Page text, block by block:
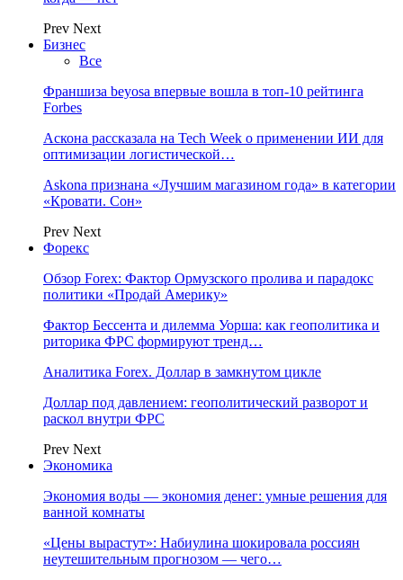
Prev Next
Бизнес
Все
Франшиза beyosa впервые вошла в топ-10 рейтинга
Forbes
Аскона рассказала на Tech Week о применении ИИ для
оптимизации логистической…
Askona признана «Лучшим магазином года» в категории
«Кровати. Сон»
Prev Next
Форекс
Обзор Forex: Фактор Ормузского пролива и парадокс
политики «Продай Америку»
Фактор Бессента и дилемма Уорша: как геополитика и
риторика ФРС формируют тренд…
Аналитика Forex. Доллар в замкнутом цикле
Доллар под давлением: геополитический разворот и
раскол внутри ФРС
Prev Next
Экономика
Экономия воды — экономия денег: умные решения для
ванной комнаты
«Цены вырастут»: Набиулина шокировала россиян
неутешительным прогнозом — чего…